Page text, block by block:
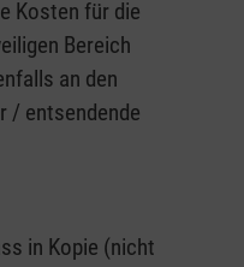
Kosten für die
Bereich
an den
/ entsendende
in Kopie (nicht